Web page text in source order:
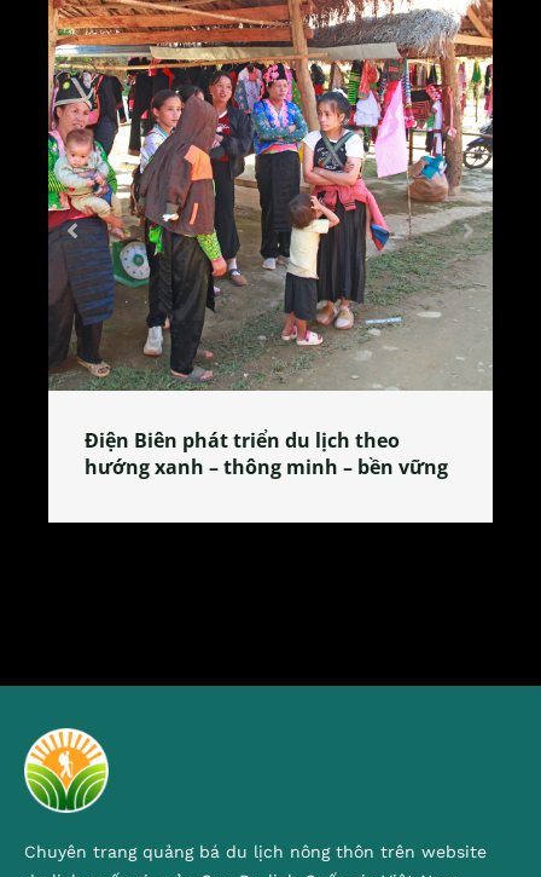
bền vững
Làng làm bánh tẻ Phú Nhi – nơi
tỏa đặc sản xứ Đoài
Chuyên trang quảng bá du lịch nông thôn trên website